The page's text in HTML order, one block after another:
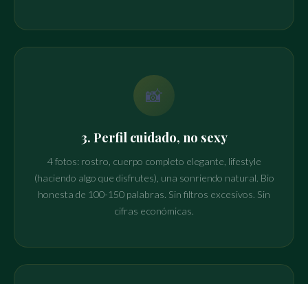
📸
3. Perfil cuidado, no sexy
4 fotos: rostro, cuerpo completo elegante, lifestyle
(haciendo algo que disfrutes), una sonriendo natural. Bio
honesta de 100-150 palabras. Sin filtros excesivos. Sin
cifras económicas.